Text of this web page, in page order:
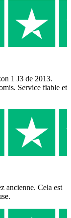
1 J3 de 2013.
Service fiable et
ancienne. Cela est